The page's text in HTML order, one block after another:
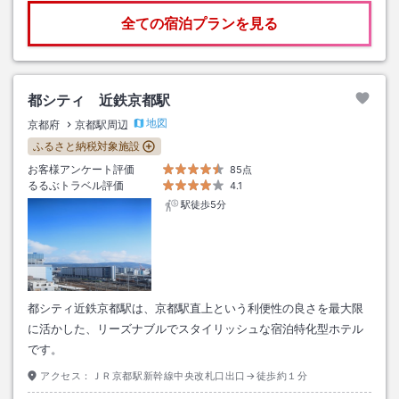
全ての宿泊プランを見る
都シティ 近鉄京都駅
京都府 京都駅周辺
地図
ふるさと納税対象施設
お客様アンケート評価
85点
るるぶトラベル評価
4.1
駅徒歩5分
都シティ近鉄京都駅は、京都駅直上という利便性の良さを最大限
に活かした、リーズナブルでスタイリッシュな宿泊特化型ホテル
です。
アクセス： ＪＲ京都駅新幹線中央改札口出口→徒歩約１分